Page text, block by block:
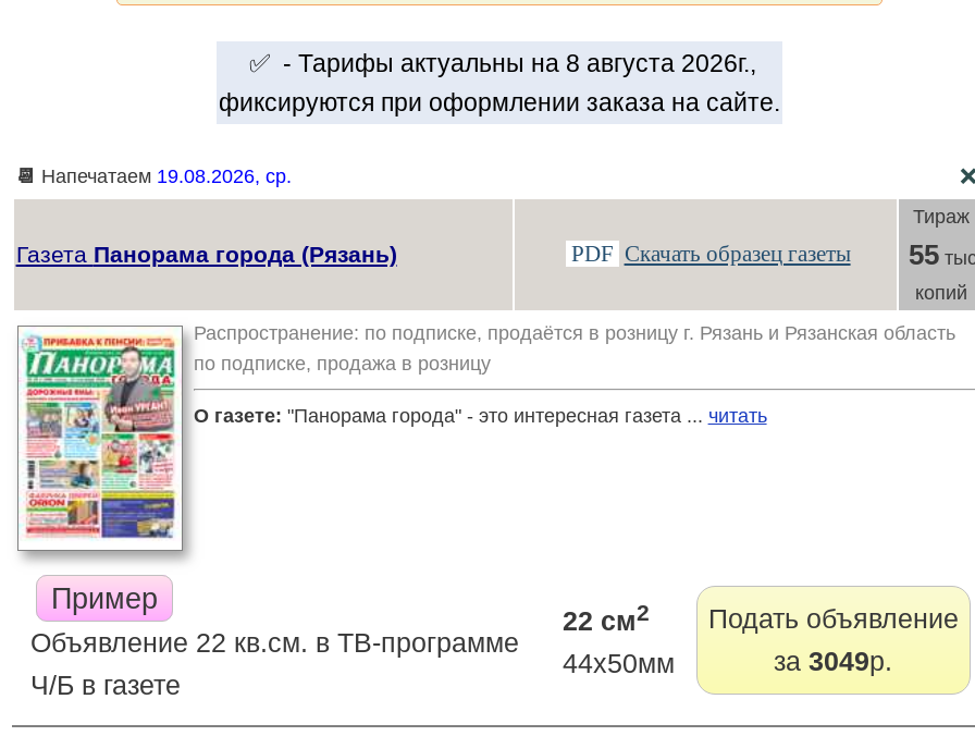
✅ - Тарифы актуальны на 8 августа 2026г.,
фиксируются при оформлении заказа на сайте.
📆 Напечатаем 19.08.2026, ср.
Газета Панорама города (Рязань) PDF Скачать образец газеты
Тираж
55
копий
Распространение: по подписке, продаётся в розницу г. Рязань и Рязанская область
по подписке, продажа в розницу
О газете: "Панорама города" - это интересная газета ... читать
Пример
Объявление 22 кв.см. в ТВ-программе
Ч/Б в газете
22 см2
44x50мм
Подать объявление
за3049р.